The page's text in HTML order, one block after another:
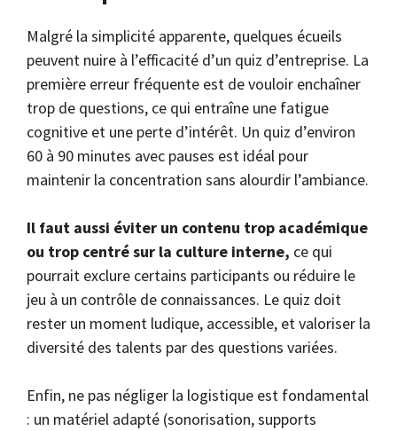
Malgré la simplicité apparente, quelques écueils
peuvent nuire à l’efficacité d’un quiz d’entreprise. La
première erreur fréquente est de vouloir enchaîner
trop de questions, ce qui entraîne une fatigue
cognitive et une perte d’intérêt. Un quiz d’environ
60 à 90 minutes avec pauses est idéal pour
maintenir la concentration sans alourdir l’ambiance.
Il faut aussi éviter un contenu trop académique
ou trop centré sur la culture interne, ce qui
pourrait exclure certains participants ou réduire le
jeu à un contrôle de connaissances. Le quiz doit
rester un moment ludique, accessible, et valoriser la
diversité des talents par des questions variées.
Enfin, ne pas négliger la logistique est fondamental
: un matériel adapté (sonorisation, supports